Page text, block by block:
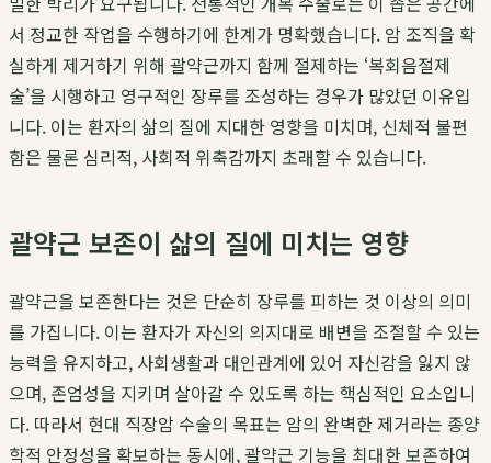
서 정교한 작업을 수행하기에 한계가 명확했습니다. 암 조직을 확
실하게 제거하기 위해 괄약근까지 함께 절제하는 ‘복회음절제
술’을 시행하고 영구적인 장루를 조성하는 경우가 많았던 이유입
니다. 이는 환자의 삶의 질에 지대한 영향을 미치며, 신체적 불편
함은 물론 심리적, 사회적 위축감까지 초래할 수 있습니다.
괄약근 보존이 삶의 질에 미치는 영향
괄약근을 보존한다는 것은 단순히 장루를 피하는 것 이상의 의미
를 가집니다. 이는 환자가 자신의 의지대로 배변을 조절할 수 있는
능력을 유지하고, 사회생활과 대인관계에 있어 자신감을 잃지 않
으며, 존엄성을 지키며 살아갈 수 있도록 하는 핵심적인 요소입니
다. 따라서 현대 직장암 수술의 목표는 암의 완벽한 제거라는 종양
학적 안정성을 확보하는 동시에, 괄약근 기능을 최대한 보존하여